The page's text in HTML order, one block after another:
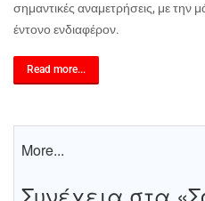
σημαντικές αναμετρήσεις, με την
έντονο ενδιαφέρον.
Read more...
More...